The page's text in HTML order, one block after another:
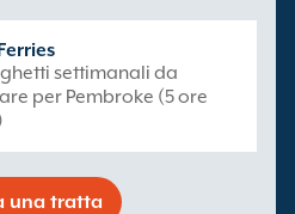
settimanali da
per Pembroke (5 ore
una tratta